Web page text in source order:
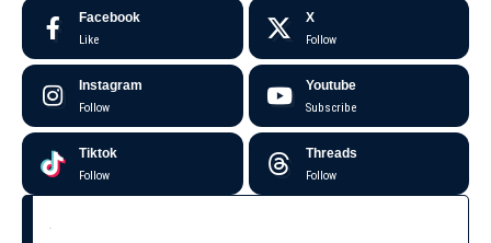
Facebook
Like
X
Follow
Instagram
Follow
Youtube
Subscribe
Tiktok
Follow
Threads
Follow